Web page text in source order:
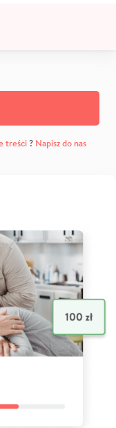
treści? Napisz do nas